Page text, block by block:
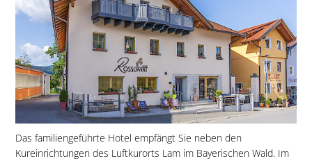
Das familiengeführte Hotel empfängt Sie neben den
Kureinrichtungen des Luftkurorts Lam im Bayerischen Wald. Im